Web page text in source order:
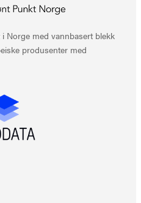
Norge med vannbasert blekk
produsenter med